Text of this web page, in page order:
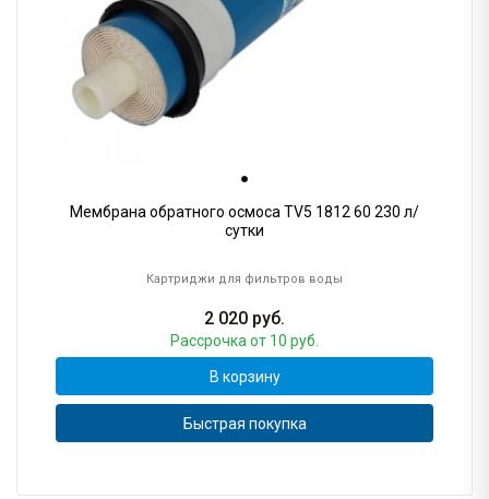
Мембрана обратного осмоса TV5 1812 60 230 л/
сутки
Картриджи для фильтров воды
2 020 руб.
Рассрочка от 10 руб.
В корзину
Быстрая покупка